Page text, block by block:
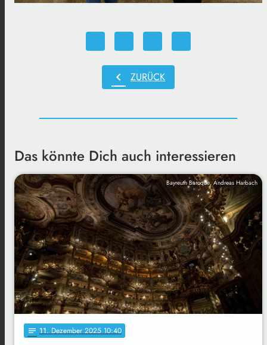
chevron_left ZURÜCK
Das könnte Dich auch interessieren
Bayreuth Baroque, Andreas Harbach
notes 11. Dezember 2025 10:40